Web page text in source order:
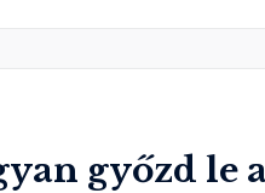
győzd le